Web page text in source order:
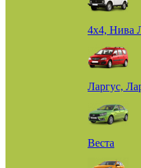
4х4, Нива
Ларгус,
Веста